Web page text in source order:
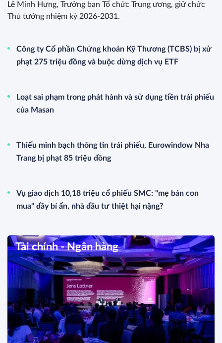
Lê Minh Hưng, Trưởng ban Tổ chức Trung ương, giữ chức
Thủ tướng nhiệm kỳ 2026-2031.
Công ty Cổ phần Chứng khoán Kỹ Thương (TCBS) bị xử
phạt 275 triệu đồng và buộc dừng dịch vụ ETF
Loạt sai phạm trong phát hành và sử dụng tiền trái phiếu
của Masan
Thiếu minh bạch thông tin trái phiếu, Eurowindow Nha
Trang bị phạt 85 triệu đồng
Vụ giao dịch 10,18 triệu cổ phiếu SMC: "mẹ bán con
mua" đầy bí ẩn, nhà đầu tư thiệt hại nặng?
Tài chính - Ngân hàng